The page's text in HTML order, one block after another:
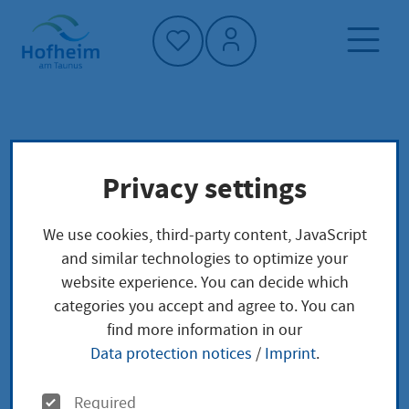
Home"
Einen gegenständlich beschränkten
gemeinschaftlichen Erbschein beantragen als
Vor- bzw. Nacherbe
Einen gegenständlich
beschränkten
gemeinschaftlichen
Privacy settings
We use cookies, third-party content, JavaScript
and similar technologies to optimize your
website experience. You can decide which
categories you accept and agree to. You can
find more information in our
Data protection notices / Imprint.
O
Required